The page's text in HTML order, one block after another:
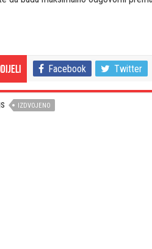
Facebook Twitter
IZDVOJENO